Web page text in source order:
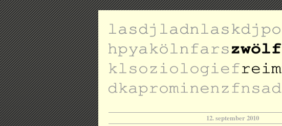
12. september 2010